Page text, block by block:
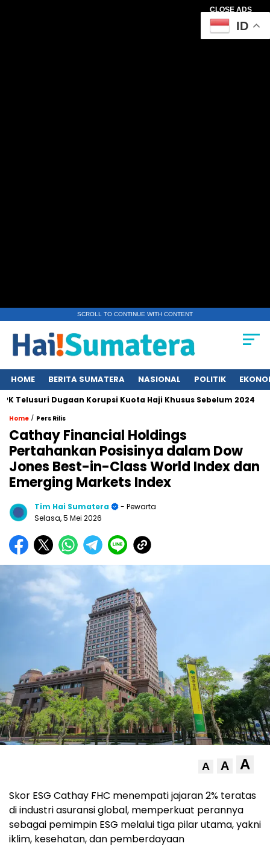
CLOSE ADS
SCROLL TO CONTINUE WITH CONTENT
HOME BERITA SUMATERA NASIONAL POLITIK
Dugaan Korupsi Kuota Haji Khusus Sebelum 2024
Home / Pers Rilis
Cathay Financial Holdings
Pertahankan Posisinya dalam Dow
Jones Best-in-Class World Index dan
Emerging Markets Index
Tim Hai Sumatera
- Pewarta
Selasa, 5 Mei 2026
A A A
Skor ESG Cathay FHC menempati jajaran 2% teratas
di industri asuransi global, memperkuat perannya
sebagai pemimpin ESG melalui tiga pilar utama, yakni
iklim, kesehatan, dan pemberdayaan
ID